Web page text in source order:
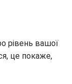
рівень вашої
це покаже,